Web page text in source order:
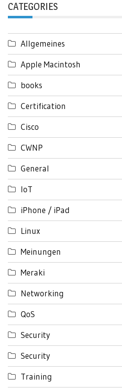
CATEGORIES
Allgemeines
Apple Macintosh
books
Certification
Cisco
CWNP
General
IoT
iPhone / iPad
Linux
Meinungen
Meraki
Networking
QoS
Security
Security
Training